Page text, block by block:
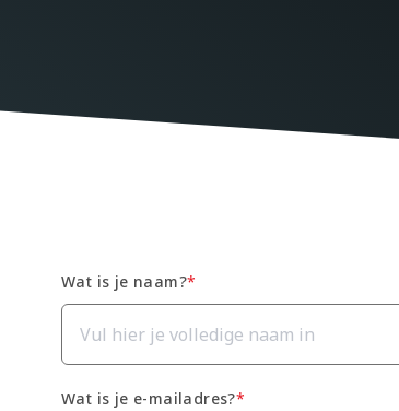
Wat is je naam?*
Wat is je e-mailadres?*